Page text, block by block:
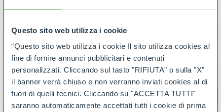
Questo sito web utilizza i cookie
“Questo sito web utilizza i cookie Il sito utilizza cookies al
fine di fornire annunci pubblicitari e contenuti
personalizzati. Cliccando sul tasto "RIFIUTA" o sulla "X"
il banner verrà chiuso e non verranno inviati cookies al di
fuori di quelli tecnici. Cliccando su "ACCETTA TUTTI"
saranno automaticamente accettati tutti i cookie di prima